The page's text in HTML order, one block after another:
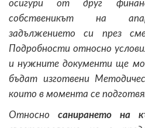
осигури от друг
собственикът на
задължението си през
Подробности относно
и нужните документи ще
бъдат изготвени
които в момента се
Относно санирането на